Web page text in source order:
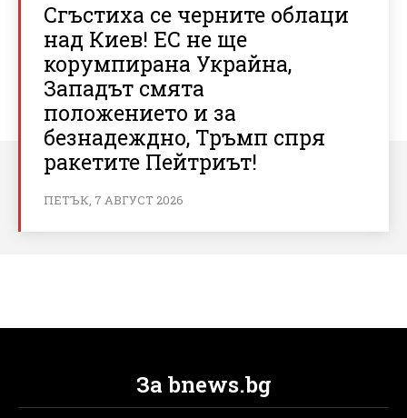
Сгъстиха се черните облаци
над Киев! ЕС не ще
корумпирана Украйна,
Западът смята
положението и за
безнадеждно, Тръмп спря
ракетите Пейтриът!
ПЕТЪК, 7 АВГУСТ 2026
За bnews.bg